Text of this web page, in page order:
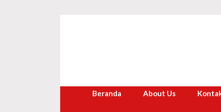
Beranda About Us